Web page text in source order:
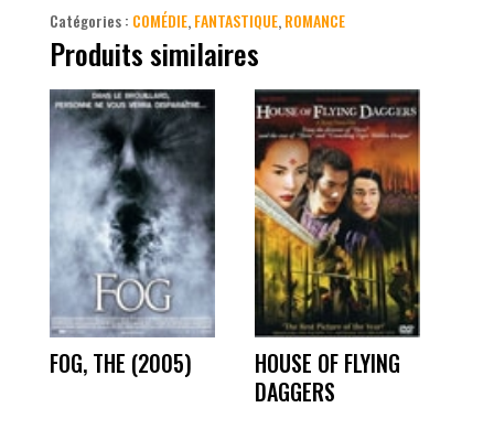
Catégories : COMÉDIE,FANTASTIQUE,ROMANCE
Produits similaires
FOG, THE (2005)
HOUSE OF FLYING
DAGGERS